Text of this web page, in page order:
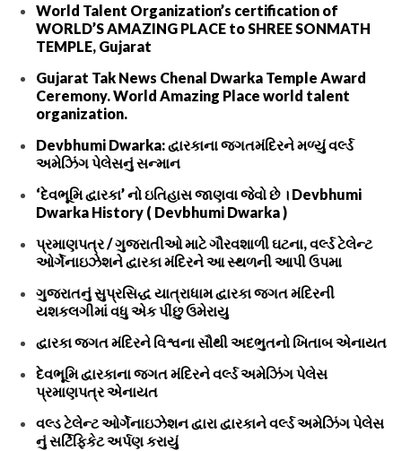
World Talent Organization’s certification of
WORLD’S AMAZING PLACE to SHREE SONMATH
TEMPLE, Gujarat
Gujarat Tak News Chenal Dwarka Temple Award
Ceremony. World Amazing Place world talent
organization.
Devbhumi Dwarka: દ્વારકાના જગતમંદિરને મળ્યું વર્લ્ડ
અમેઝિંગ પેલેસનું સન્માન
‘દેવભૂમિ દ્વારકા’ નો ઇતિહાસ જાણવા જેવો છે । Devbhumi
Dwarka History ( Devbhumi Dwarka )
પ્રમાણપત્ર / ગુજરાતીઓ માટે ગૌરવશાળી ઘટના, વર્લ્ડ ટેલેન્ટ
ઓર્ગેનાઇઝેશને દ્વારકા મંદિરને આ સ્થળની આપી ઉપમા
ગુજરાતનું સુપ્રસિદ્ધ યાત્રાધામ દ્વારકા જગત મંદિરની
યશકલગીમાં વધુ એક પીંછુ ઉમેરાયુ
દ્વારકા જગત મંદિરને વિશ્વના સૌથી અદભુતનો ખિતાબ એનાયત
દેવભૂમિ દ્વારકાના જગત મંદિરને વર્લ્ડ અમેઝિંગ પેલેસ
પ્રમાણપત્ર એનાયત
વલ્ડ ટેલેન્ટ ઓર્ગેનાઇઝેશન દ્વારા દ્વારકાને વર્લ્ડ અમેઝિંગ પેલેસ
નું સર્ટિફિકેટ અર્પણ કરાયું